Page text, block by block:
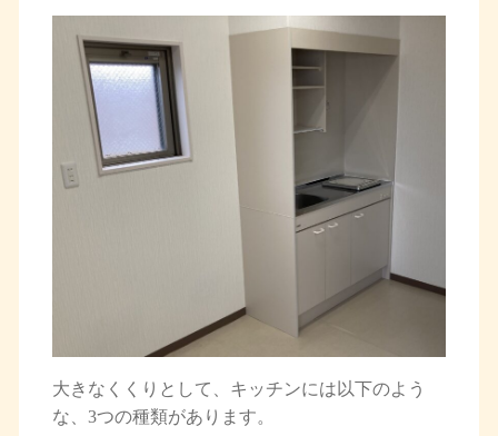
大きなくくりとして、キッチンには以下のよう
な、3つの種類があります。